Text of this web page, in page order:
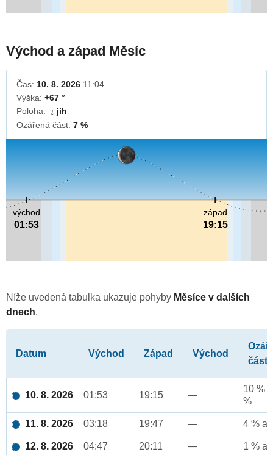
Východ a západ Měsíc
Čas: 10. 8. 2026 11:04
Výška: +67 °
Poloha:
↓ jih
Ozářená část: 7 %
východ
01:53
západ
19:15
Níže uvedená tabulka ukazuje pohyby Měsíce v dalších
dnech.
Datum Východ Západ Východ
část
10. 8. 2026 01:53 19:15 —
10 %
%
11. 8. 2026 03:18 19:47 — 4 %
12. 8. 2026 04:47 20:11 — 1 %